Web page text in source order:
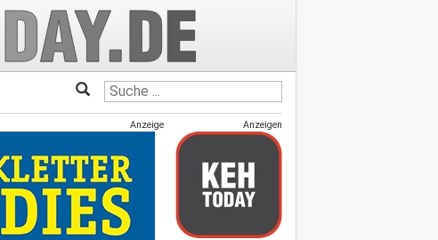
Anzeige Anzeigen